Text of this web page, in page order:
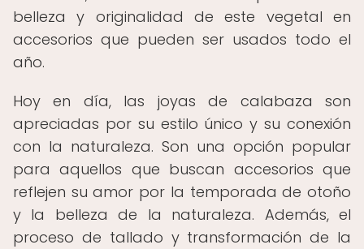
belleza y originalidad de este vegetal en
accesorios que pueden ser usados todo el
año.
Hoy en día, las joyas de calabaza son
apreciadas por su estilo único y su conexión
con la naturaleza. Son una opción popular
para aquellos que buscan accesorios que
reflejen su amor por la temporada de otoño
y la belleza de la naturaleza. Además, el
proceso de tallado y transformación de la